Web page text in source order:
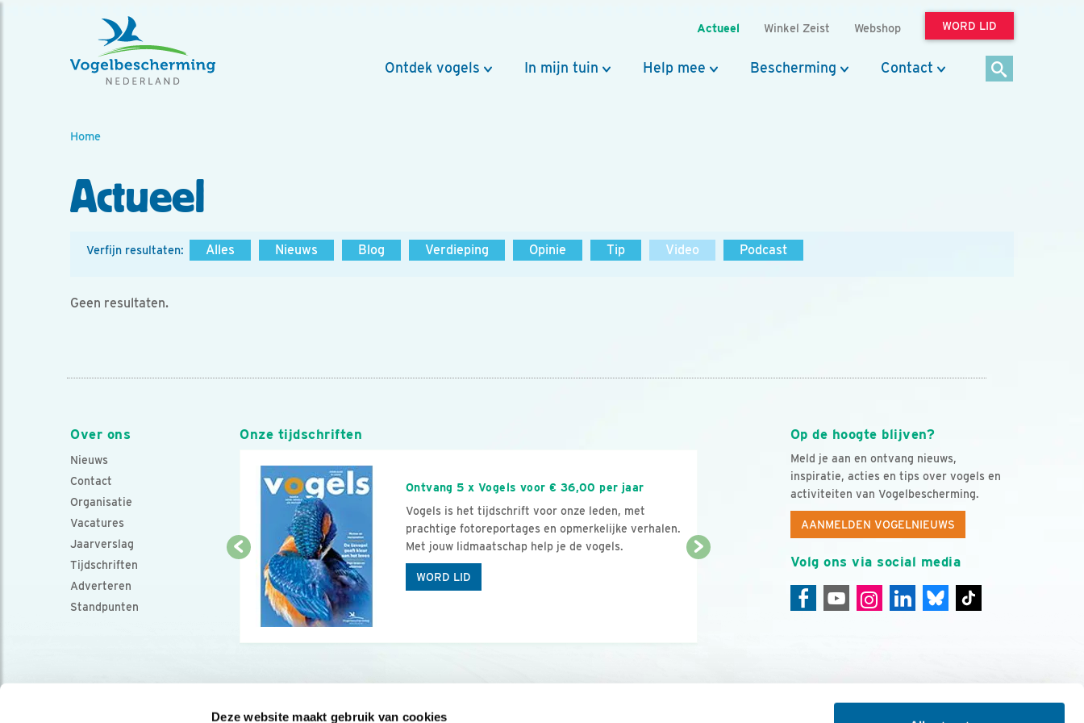
Deze website maakt gebruik van cookies
Actueel Winkel Zeist Webshop WORD LID
Ontdek vogels In mijn tuin Help mee Bescherming Contact
Home
Actueel
Verfijn resultaten: Alles Nieuws Blog Verdieping Opinie Tip Video Podcast
Geen resultaten.
Over ons
Nieuws
Contact
Organisatie
Vacatures
Jaarverslag
Tijdschriften
Adverteren
Standpunten
Op de hoogte blijven?
Meld je aan en ontvang nieuws,
inspiratie, acties en tips over vogels en
activiteiten van Vogelbescherming.
AANMELDEN VOGELNIEUWS
Volg ons via social media
Onze tijdschriften
Ontvang 5 x Vogels voor € 36,00 per jaar
Vogels is het tijdschrift voor onze leden, met
prachtige fotoreportages en opmerkelijke verhalen.
Met jouw lidmaatschap help je de vogels.
WORD LID